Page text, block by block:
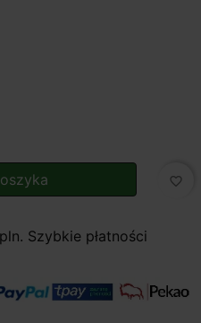
favorite_border
Szybkie płatności